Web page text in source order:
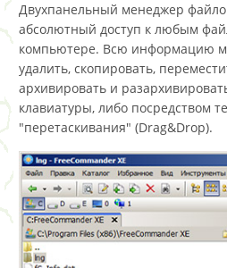
Двухпанельный менеджер
абсолютный доступ к любым
компьютере. Всю информацию
удалить, скопировать,
архивировать и
клавиатуры, либо посредством
"перетаскивания" (Drag&Drop).